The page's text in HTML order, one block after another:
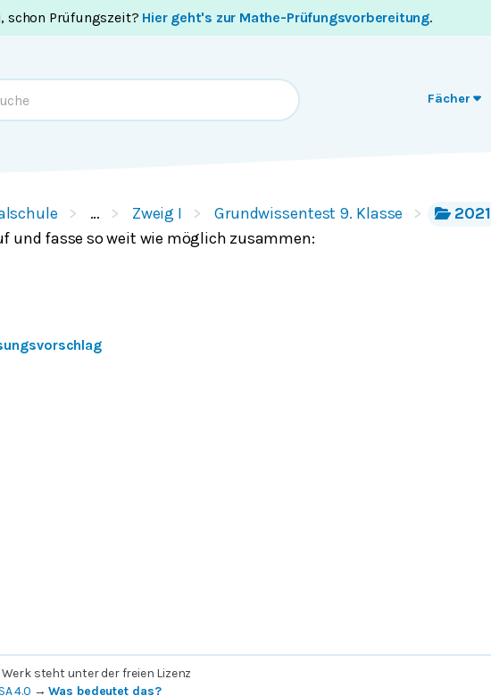
schon Prüfungszeit? Hier geht's zur Mathe-Prüfungsvorbereitung.
Fächer
… Zweig I Grundwissentest 9. Klasse
2021
und fasse so weit wie möglich zusammen:
Werk steht unter der freien Lizenz
4.0 →Was bedeutet das?